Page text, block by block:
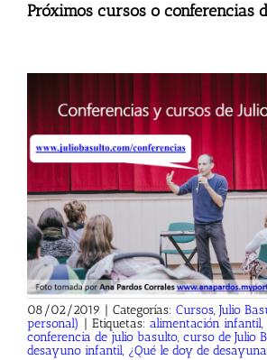
Próximos cursos o conferencias
08/02/2019 | Categorías: Cursos, Julio
personal) | Etiquetas: alimentación infantil,
conferencia de julio basulto, curso de Julio
desayuno infantil, ¿Qué le doy de